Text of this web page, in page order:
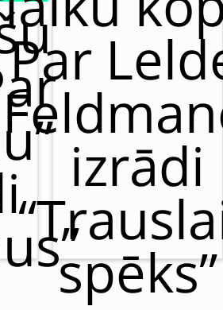
Par
izrādi
spēks”